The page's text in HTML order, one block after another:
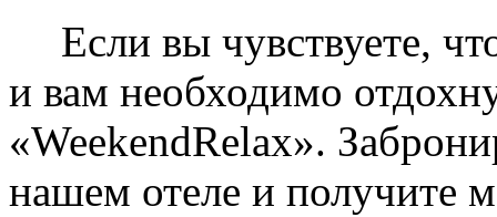
Если вы чувствуете,
и вам необходимо
«WeekendRelax».
нашем отеле и получите